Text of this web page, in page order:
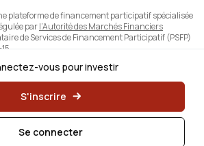
plateforme de financement participatif spécialisée
parl’Autorité des Marchés Financiers
de Services de Financement Participatif (PSFP)
vous pour investir
S'inscrire
Se connecter